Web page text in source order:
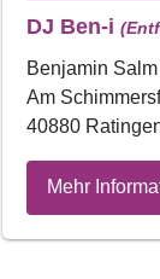
DJ Ben-i
Benjamin Salm
Am
40880
Mehr